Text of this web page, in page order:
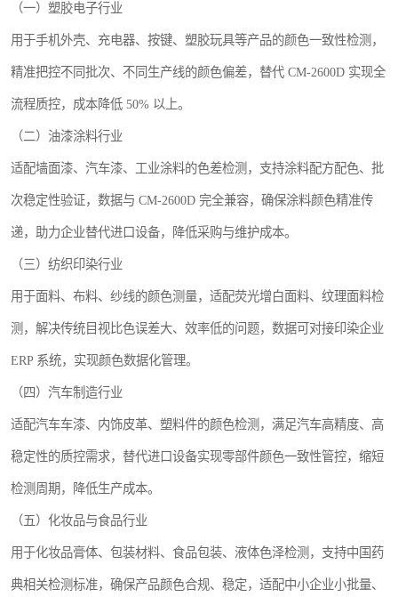
（一）塑胶电子行业
用于手机外壳、充电器、按键、塑胶玩具等产品的颜色一致性检测，
精准把控不同批次、不同生产线的颜色偏差，替代 CM-2600D 实现全
流程质控，成本降低 50% 以上。
（二）油漆涂料行业
适配墙面漆、汽车漆、工业涂料的色差检测，支持涂料配方配色、批
次稳定性验证，数据与 CM-2600D 完全兼容，确保涂料颜色精准传
递，助力企业替代进口设备，降低采购与维护成本。
（三）纺织印染行业
用于面料、布料、纱线的颜色测量，适配荧光增白面料、纹理面料检
测，解决传统目视比色误差大、效率低的问题，数据可对接印染企业
ERP 系统，实现颜色数据化管理。
（四）汽车制造行业
适配汽车车漆、内饰皮革、塑料件的颜色检测，满足汽车高精度、高
稳定性的质控需求，替代进口设备实现零部件颜色一致性管控，缩短
检测周期，降低生产成本。
（五）化妆品与食品行业
用于化妆品膏体、包装材料、食品包装、液体色泽检测，支持中国药
典相关检测标准，确保产品颜色合规、稳定，适配中小企业小批量、